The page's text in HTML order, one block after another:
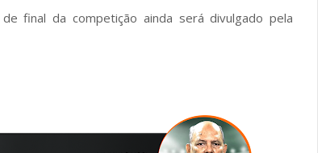
final da competição ainda será divulgado pela